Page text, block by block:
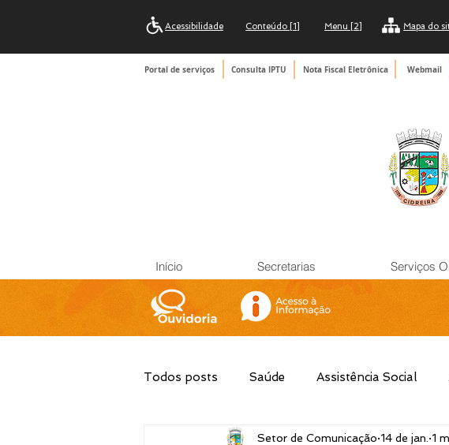
Acessibilidade Conteúdo [1] Menu [2] Mapa do
Portal de serviços Consulta IPTU Nota Fiscal Eletrônica Webmail
Início Secretarias Serviços
Todos posts Saúde Assistência Social
Secretaria de Obras IPTU Educação
Setor de Comunicação 14 de jan. 1